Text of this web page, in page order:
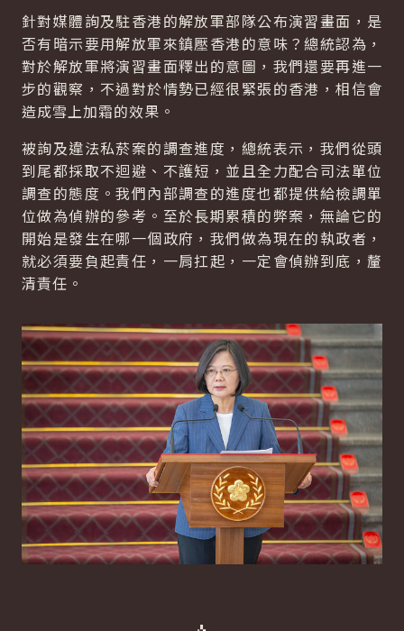
針對媒體詢及駐香港的解放軍部隊公布演習畫面，是
否有暗示要用解放軍來鎮壓香港的意味？總統認為，
對於解放軍將演習畫面釋出的意圖，我們還要再進一
步的觀察，不過對於情勢已經很緊張的香港，相信會
造成雪上加霜的效果。
被詢及違法私菸案的調查進度，總統表示，我們從頭
到尾都採取不迴避、不護短，並且全力配合司法單位
調查的態度。我們內部調查的進度也都提供給檢調單
位做為偵辦的參考。至於長期累積的弊案，無論它的
開始是發生在哪一個政府，我們做為現在的執政者，
就必須要負起責任，一肩扛起，一定會偵辦到底，釐
清責任。